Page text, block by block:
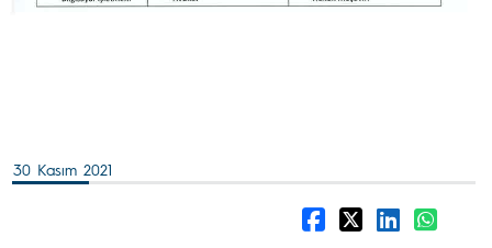
30 Kasım 2021